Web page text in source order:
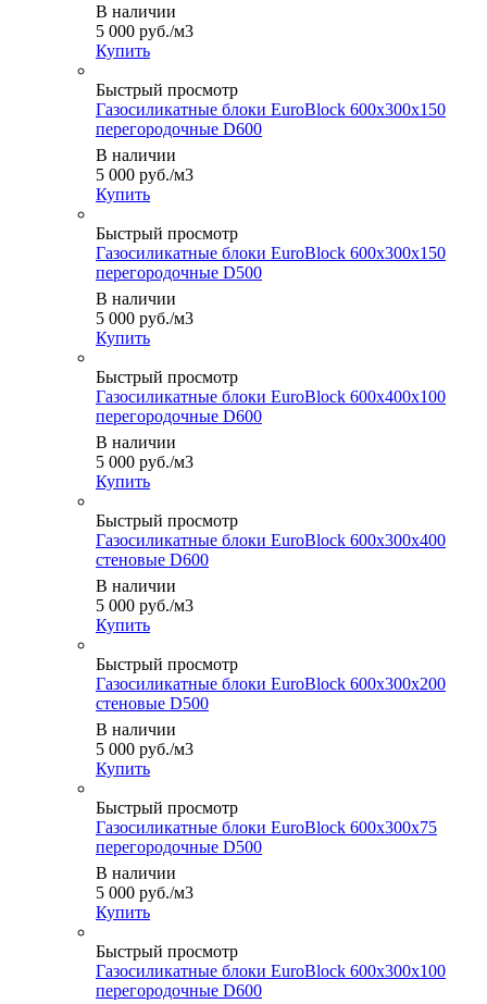
В наличии
5 000 руб./м3
Купить
Быстрый просмотр
Газосиликатные блоки EuroBlock 600х300х150
перегородочные D600
В наличии
5 000 руб./м3
Купить
Быстрый просмотр
Газосиликатные блоки EuroBlock 600х300х150
перегородочные D500
В наличии
5 000 руб./м3
Купить
Быстрый просмотр
Газосиликатные блоки EuroBlock 600х400х100
перегородочные D600
В наличии
5 000 руб./м3
Купить
Быстрый просмотр
Газосиликатные блоки EuroBlock 600х300х400
стеновые D600
В наличии
5 000 руб./м3
Купить
Быстрый просмотр
Газосиликатные блоки EuroBlock 600х300х200
стеновые D500
В наличии
5 000 руб./м3
Купить
Быстрый просмотр
Газосиликатные блоки EuroBlock 600х300х75
перегородочные D500
В наличии
5 000 руб./м3
Купить
Быстрый просмотр
Газосиликатные блоки EuroBlock 600х300х100
перегородочные D600